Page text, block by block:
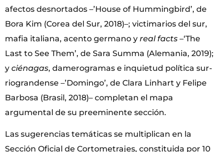
afectos desnortados –’House of Hummingbird’, de
Bora Kim (Corea del Sur, 2018)–; victimarios del sur,
mafia italiana, acento germano y real facts –‘The
Last to See Them’, de Sara Summa (Alemania, 2019);
y ciénagas, damerogramas e inquietud política sur-
riograndense –’Domingo’, de Clara Linhart y Felipe
Barbosa (Brasil, 2018)– completan el mapa
argumental de su preeminente sección.
Las sugerencias temáticas se multiplican en la
Sección Oficial de Cortometrajes, constituida por 10